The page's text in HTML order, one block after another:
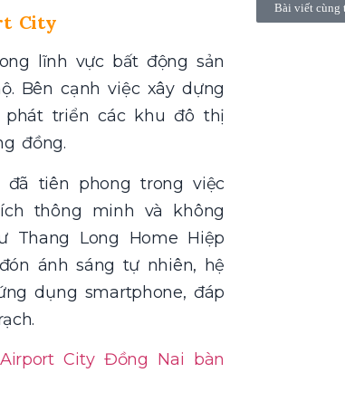
City
lĩnh vực bất động sản
Bên cạnh việc xây dựng
phát triển các khu đô thị
đồng.
đã tiên phong trong việc
thông minh và không
Long Home Hiệp
ánh sáng tự nhiên, hệ
dụng smartphone, đáp
City Đồng Nai bàn
Bài viết cùng